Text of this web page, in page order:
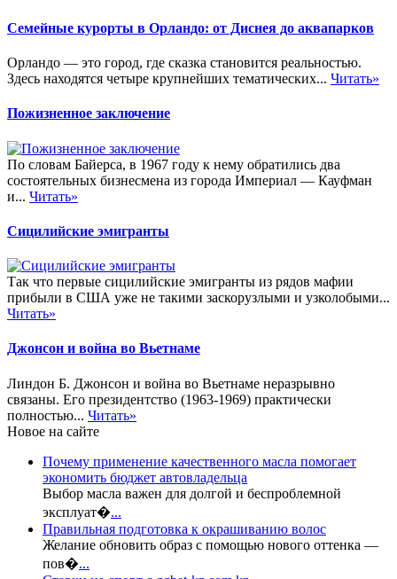
Семейные курорты в Орландо: от Диснея до аквапарков
Орландо — это город, где сказка становится реальностью.
Здесь находятся четыре крупнейших тематических... Читать»
Пожизненное заключение
По словам Байерса, в 1967 году к нему обратились два
состоятельных бизнесмена из города Империал — Кауфман
и... Читать»
Сицилийские эмигранты
Так что первые сицилийские эмигранты из рядов мафии
прибыли в США уже не такими заскорузлыми и узколобыми...
Читать»
Джонсон и война во Вьетнаме
Линдон Б. Джонсон и война во Вьетнаме неразрывно
связаны. Его президентство (1963-1969) практически
полностью... Читать»
Новое на сайте
Почему применение качественного масла помогает
экономить бюджет автовладельца
Выбор масла важен для долгой и беспроблемной
эксплуат�...
Правильная подготовка к окрашиванию волос
Желание обновить образ с помощью нового оттенка —
пов�...